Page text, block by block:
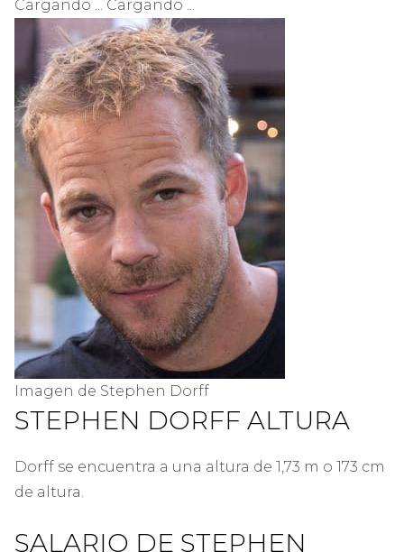
Cargando ... Cargando ...
Imagen de Stephen Dorff
STEPHEN DORFF ALTURA
Dorff se encuentra a una altura de 1,73 m o 173 cm
de altura.
SALARIO DE STEPHEN